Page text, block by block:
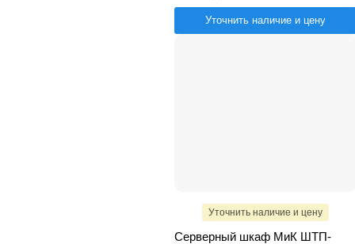
Уточнить наличие и цену
Уточнить наличие и цену
Серверный шкаф МиК ШТП-